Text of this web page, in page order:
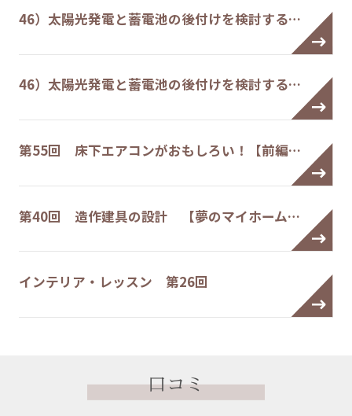
46）太陽光発電と蓄電池の後付けを検討する…
46）太陽光発電と蓄電池の後付けを検討する…
第55回 床下エアコンがおもしろい！【前編…
第40回 造作建具の設計 【夢のマイホーム…
インテリア・レッスン 第26回
口コミ